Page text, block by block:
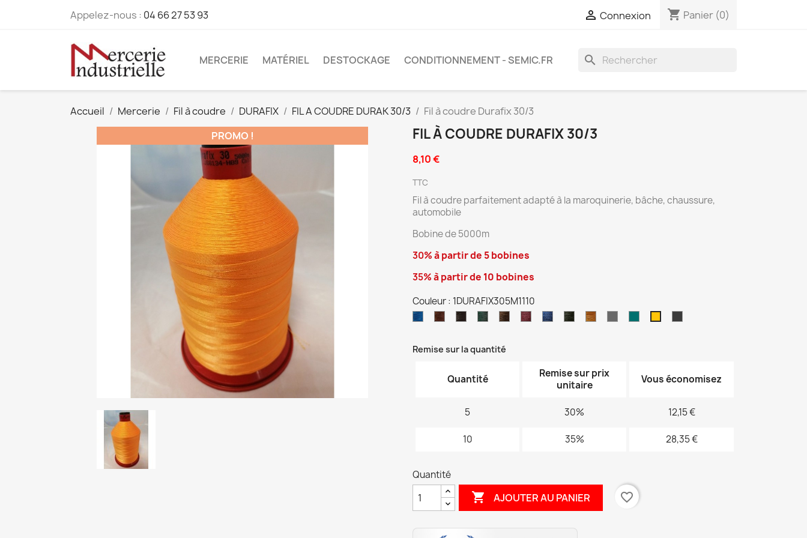
Appelez-nous : 04 66 27 53 93  Connexion shopping_cart Panier (0)
MERCERIE MATÉRIEL DESTOCKAGE CONDITIONNEMENT - SEMIC.FR search
Accueil Mercerie Fil à coudre DURAFIX FIL A COUDRE DURAK 30/3
Fil à coudre Durafix 30/3
PROMO !
FIL À COUDRE DURAFIX 30/3
8,10 €
TTC
Fil à coudre parfaitement adapté à la maroquinerie, bâche, chaussure,
automobile
Bobine de 5000m
30%à partir de 5 bobines
35%à partir de 10 bobines
Couleur : 1DURAFIX305M1110
1DURAFIX3051773
1DURAFIX305M79
1DURAFIX305M155
1DURAFIX305M544
1DURAFIX1DURAFIX3051252
1DURAFIX305M1423
1DURAFIX3051405
Remise sur la quantité
Quantité
Remise sur prix
unitaire
Vous économisez
5 30% 12,15 €
10 35% 28,35 €
Quantité
 AJOUTER AU PANIER favorite_border